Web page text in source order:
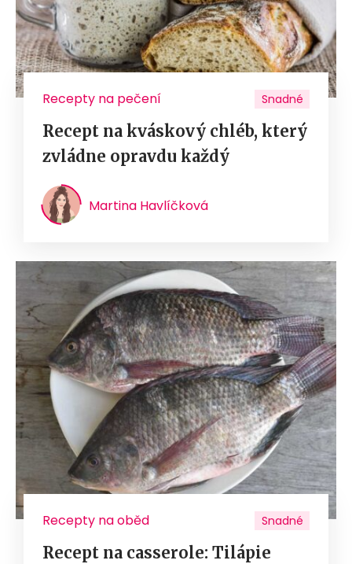
Recepty na pečení Snadné
Recept na kváskový chléb, který
zvládne opravdu každý
Martina Havlíčková
Recepty na oběd Snadné
Recept na casserole: Tilápie